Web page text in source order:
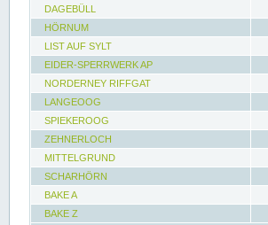
DAGEBÜLL
HÖRNUM
LIST AUF SYLT
EIDER-SPERRWERK AP
NORDERNEY RIFFGAT
LANGEOOG
SPIEKEROOG
ZEHNERLOCH
MITTELGRUND
SCHARHÖRN
BAKE A
BAKE Z